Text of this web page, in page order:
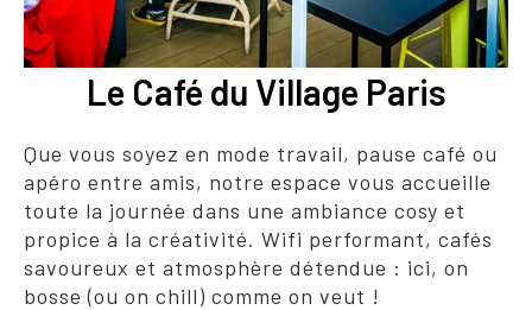
Le Café du Village Paris
Que vous soyez en mode travail, pause café ou
apéro entre amis, notre espace vous accueille
toute la journée dans une ambiance cosy et
propice à la créativité. Wifi performant, cafés
savoureux et atmosphère détendue : ici, on
bosse (ou on chill) comme on veut !